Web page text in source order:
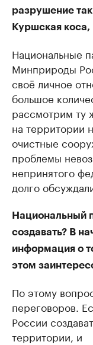
разрушение
Куршская
Национальные
Минприроды
своё личное
большое
рассмотрим ту
на территории
очистные
проблемы
непринятого
долго
Национальный
создавать? В
информация о
этом
По этому
переговоров.
России
территории, и